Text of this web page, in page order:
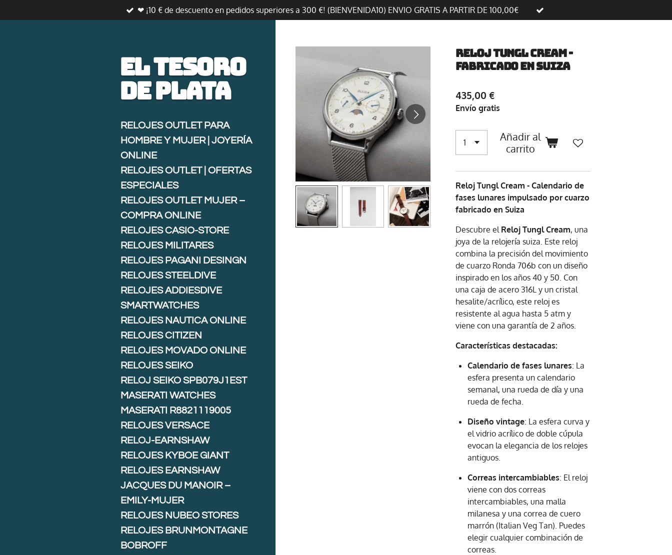
al
❤ ¡10 € de descuento en pedidos superiores a 300 €! (BIENVENIDA10) ENVIO GRATIS A PARTIR DE 100,00€
Reloj Tungl Cream -
fabricado en Suiza
435,00 €
Envío gratis
Añadir al
carrito
Reloj Tungl Cream - Calendario de
fases lunares impulsado por cuarzo
fabricado en Suiza
Descubre el Reloj Tungl Cream, una
joya de la relojería suiza. Este reloj
combina la precisión del movimiento
de cuarzo Ronda 706b con un diseño
inspirado en los años 40 y 50. Con
una caja de acero 316L y un cristal
hesalite/acrílico, este reloj es
resistente al agua hasta 5 atm y
viene con una garantía de 2 años.
Características destacadas:
Calendario de fases lunares: La
esfera presenta un calendario
semanal, una rueda de día y una
rueda de fecha.
Diseño vintage: La esfera curva y
el vidrio acrílico de doble cúpula
evocan la elegancia de los relojes
antiguos.
Correas intercambiables: El reloj
viene con dos correas
intercambiables, una malla
milanesa y una correa de cuero
marrón (Italian Veg Tan). Puedes
elegir cualquier combinación de
correas.
El tesoro
deplata
RELOJES OUTLET PARA
HOMBRE Y MUJER | JOYERÍA
ONLINE
RELOJES OUTLET | OFERTAS
ESPECIALES
RELOJES OUTLET MUJER –
COMPRA ONLINE
RELOJES CASIO-STORE
RELOJES MILITARES
RELOJES PAGANI DESINGN
RELOJES STEELDIVE
RELOJES ADDIESDIVE
SMARTWATCHES
RELOJES NAUTICA ONLINE
RELOJES CITIZEN
RELOJES MOVADO ONLINE
RELOJES SEIKO
RELOJ SEIKO SPB079J1EST
MASERATI WATCHES
MASERATI R8821119005
RELOJES VERSACE
RELOJ-EARNSHAW
RELOJES KYBOE GIANT
RELOJES EARNSHAW
JACQUES DU MANOIR –
EMILY-MUJER
RELOJES NUBEO STORES
RELOJES BRUNMONTAGNE
BOBROFF